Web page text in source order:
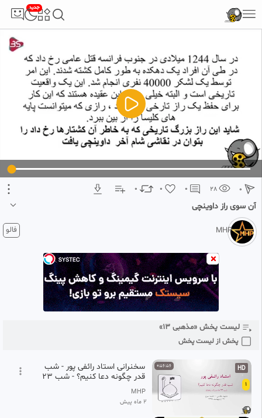
جدید
5
تبلیغ 1 از 2
0 0 0 28 0
آن سوی راز داوینچی
برای دیدن ویدیو های بیشتر و حمایت از کانال ما را در فیلو دنبال کنید
MHP فالو
لیست پخش «مذهبی ۱۳»
پخش از لیست پخش
1
0:56:56 HD
سخنرانی استاد رائفی پور - شب
قدر چگونه دعا کنیم؟ - شب 23
1399 - مشهد
MHP
2 ماه پیش